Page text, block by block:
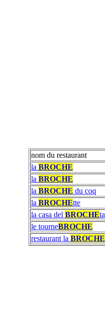
nom du restaurant
la BROCHE
la BROCHE
la BROCHE du coq
la BROCHEtte
la casa del BROCHEta
le tourneBROCHE
restaurant la BROCHE